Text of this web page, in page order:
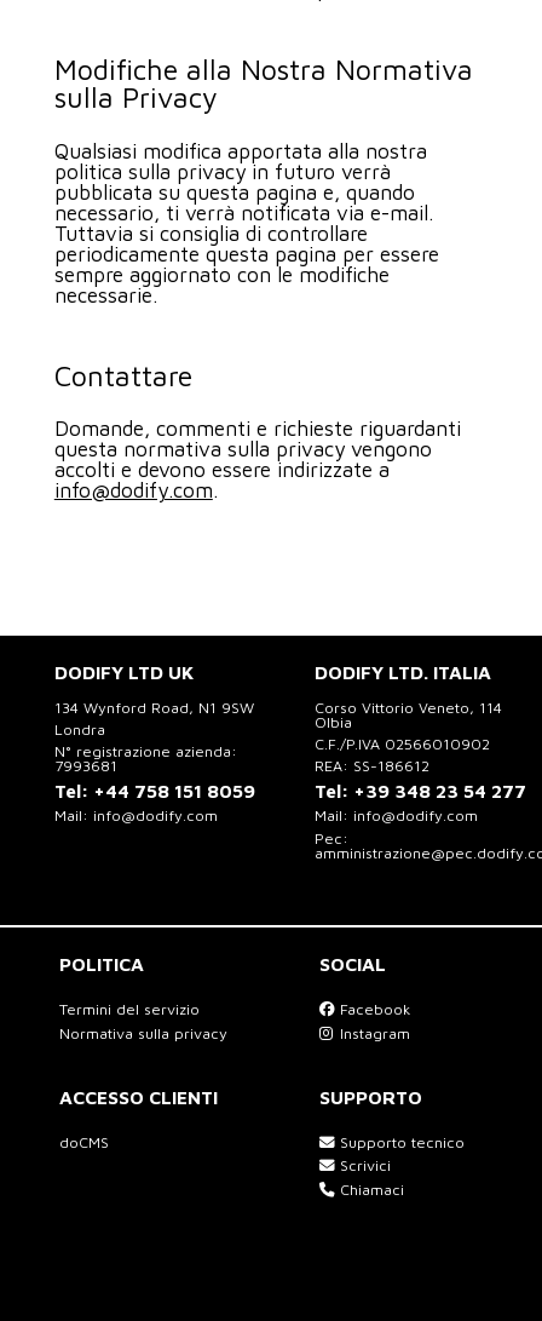
Modifiche alla Nostra Normativa
sulla Privacy
Qualsiasi modifica apportata alla nostra
politica sulla privacy in futuro verrà
pubblicata su questa pagina e, quando
necessario, ti verrà notificata via e-mail.
Tuttavia si consiglia di controllare
periodicamente questa pagina per essere
sempre aggiornato con le modifiche
necessarie.
Contattare
Domande, commenti e richieste riguardanti
questa normativa sulla privacy vengono
accolti e devono essere indirizzate a
info@dodify.com.
DODIFY LTD UK
134 Wynford Road, N1 9SW
Londra
N° registrazione azienda:
7993681
Tel: +44 758 151 8059
Mail: info@dodify.com
DODIFY LTD. ITALIA
Corso Vittorio Veneto, 114
Olbia
C.F./P.IVA 02566010902
REA: SS-186612
Tel: +39 348 23 54 277
Mail: info@dodify.com
Pec:
POLITICA
Termini del servizio
Normativa sulla privacy
SOCIAL
Facebook
Instagram
ACCESSO CLIENTI
doCMS
SUPPORTO
Supporto tecnico
Scrivici
Chiamaci